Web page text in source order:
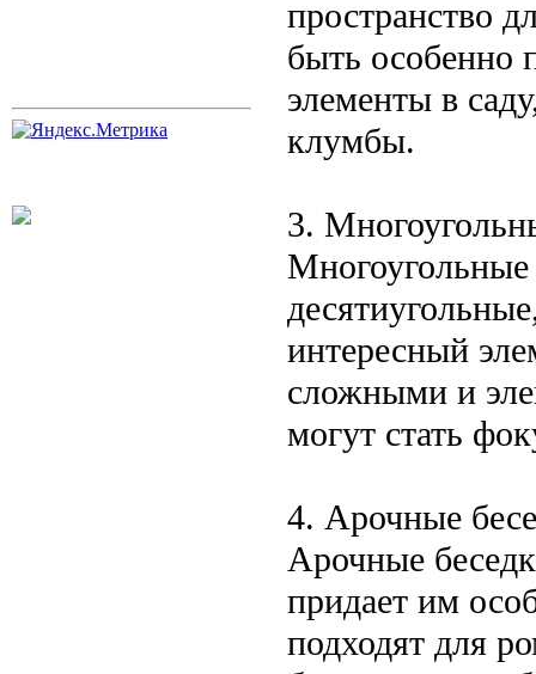
пространство
быть особенно
элементы в
клумбы.
3.
Многоугольные
интересный
сложными и
могут стать
4. Арочные
Арочные
придает им
подходят для